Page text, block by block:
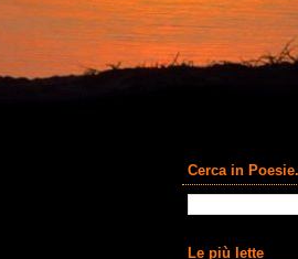
Cerca in
Le più lette